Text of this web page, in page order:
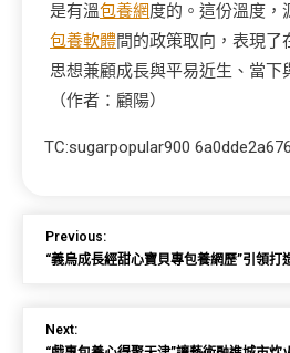
是有溫包養網度的。這份溫度，
包養軟體間的政策取向，表現了
思想兼顧成長與平易近生、當下
（作者：顧陽）
TC:sugarpopular900
Previous:
“義烏成長經甜心寶貝專包養網歷”引領
Next: